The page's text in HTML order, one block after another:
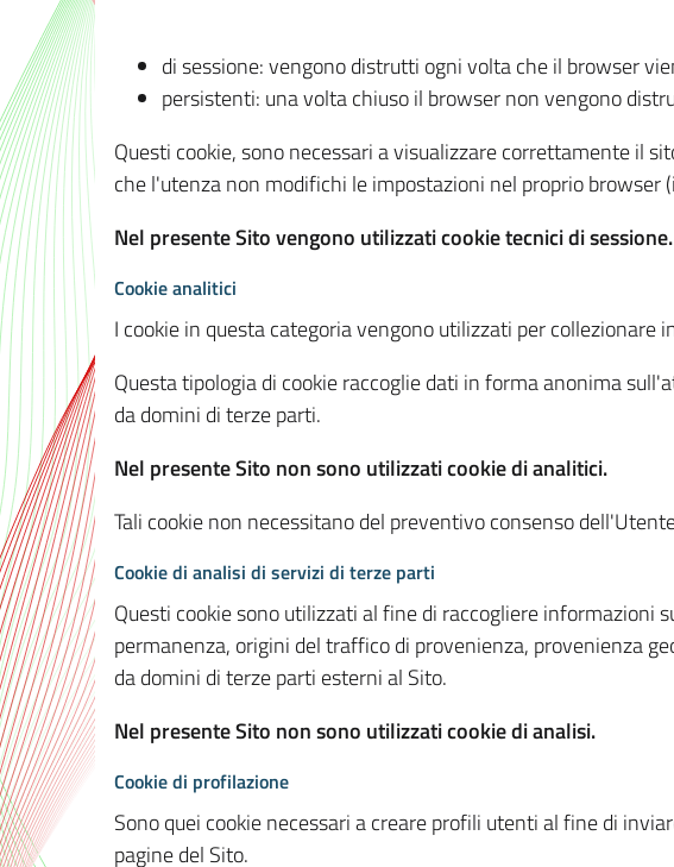
di sessione: vengono distrutti ogni volta che il browser
persistenti: una volta chiuso il browser non vengono
Questi cookie, sono necessari a visualizzare correttamente il
che l'utenza non modifichi le impostazioni nel proprio browser
Nel presente Sito vengono utilizzati cookie tecnici di sessione.
Cookie analitici
I cookie in questa categoria vengono utilizzati per collezionare
Questa tipologia di cookie raccoglie dati in forma anonima
da domini di terze parti.
Nel presente Sito non sono utilizzati cookie di analitici.
Tali cookie non necessitano del preventivo consenso
Cookie di analisi di servizi di terze parti
Questi cookie sono utilizzati al fine di raccogliere informazioni
permanenza, origini del traffico di provenienza, provenienza
da domini di terze parti esterni al Sito.
Nel presente Sito non sono utilizzati cookie di analisi.
Cookie di profilazione
Sono quei cookie necessari a creare profili utenti al fine di
pagine del Sito.